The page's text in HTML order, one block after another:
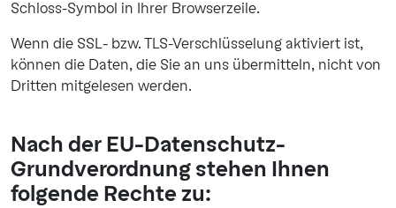
Schloss-Symbol in Ihrer Browserzeile.
Wenn die SSL- bzw. TLS-Verschlüsselung aktiviert ist,
können die Daten, die Sie an uns übermitteln, nicht von
Dritten mitgelesen werden.
Nach der EU-Datenschutz-
Grundverordnung stehen Ihnen
folgende Rechte zu: